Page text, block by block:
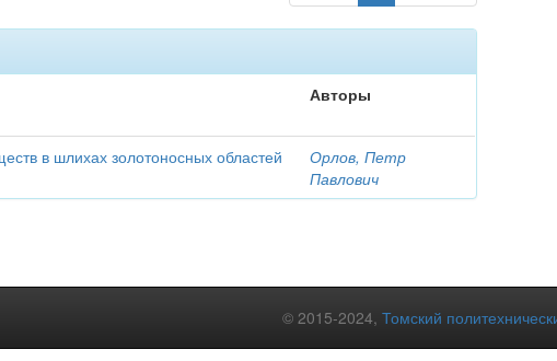
Авторы
в шлихах золотоносных областей
Орлов, Петр
Павлович
© 2015-2024, Томский